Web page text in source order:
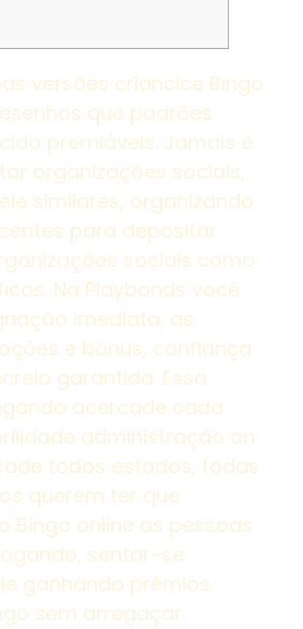
versões criancice Bingo
que padrões
premiáveis. Jamais é
organizações sociais,
similares, organizando
para depositar
sociais como
Na Playbonds você
imediata, as
e bônus, confiança
garantida. Essa
acercade cada
administração an
todos estados, todas
querem ter que
Bingo online as pessoas
sentar-se
ganhando prêmios
sem arregaçar.